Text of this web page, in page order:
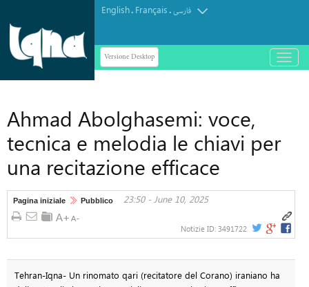
English. Français.فارسی
Versione Desktop
باز
و
Ahmad Abolghasemi: voce,
tecnica e melodia le chiavi per
una recitazione efficace
Pagina iniziale Pubblico 23:50 - June 10, 2025
Notizie ID: 3491722
Tehran-Iqna- Un rinomato qari (recitatore del Corano) iraniano ha